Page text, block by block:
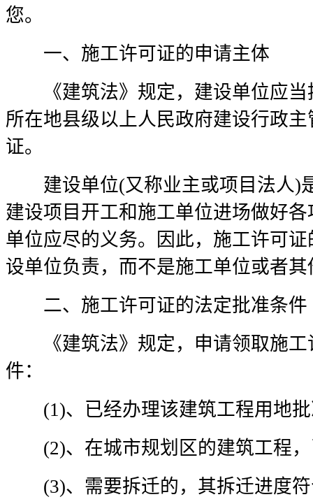
您。
一、施工许可证的申请主体
《建筑法》规定，建设单位应当
所在地县级以上人民政府建设行政
证。
建设单位(又称业主或项目法人)
建设项目开工和施工单位进场做好
单位应尽的义务。因此，施工许可
设单位负责，而不是施工单位或者其
二、施工许可证的法定批准条件
《建筑法》规定，申请领取施工
件：
(1)、已经办理该建筑工程用地批
(2)、在城市规划区的建筑工程，
(3)、需要拆迁的，其拆迁进度符